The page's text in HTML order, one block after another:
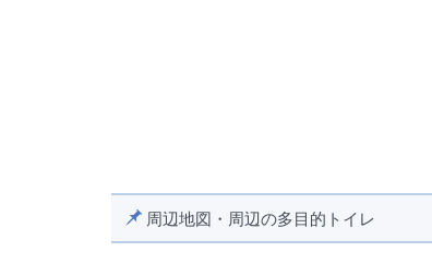
周辺地図・周辺の多目的トイレ